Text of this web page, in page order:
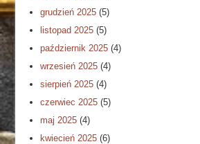
grudzień 2025 (5)
listopad 2025 (5)
październik 2025 (4)
wrzesień 2025 (4)
sierpień 2025 (4)
czerwiec 2025 (5)
maj 2025 (4)
kwiecień 2025 (6)